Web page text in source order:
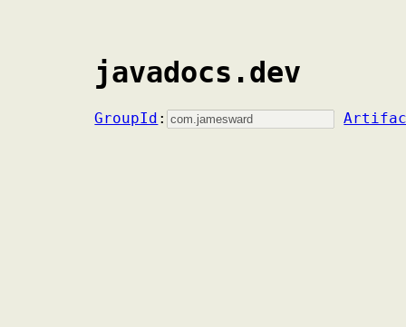
javadocs.dev
GroupId :